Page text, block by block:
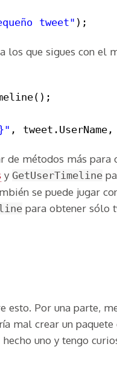
tweet" );
los que sigues con el
,
de métodos más para
y GetUserTimeline
se puede jugar
para obtener sólo
esto. Por una parte,
mal crear un paquete
uno y tengo